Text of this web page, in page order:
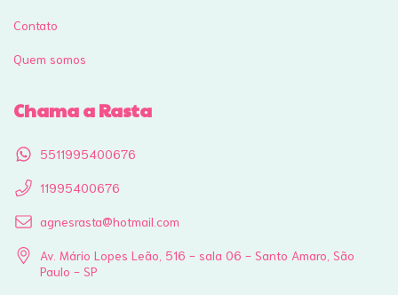
Contato
Quem somos
Chama a Rasta
5511995400676
11995400676
agnesrasta@hotmail.com
Av. Mário Lopes Leão, 516 - sala 06 - Santo Amaro, São
Paulo - SP